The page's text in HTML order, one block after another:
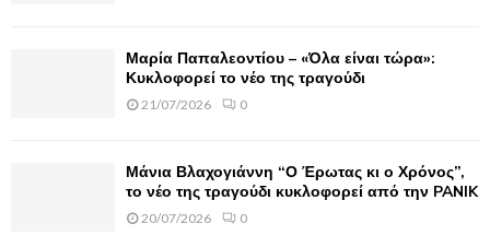
Μαρία Παπαλεοντίου – «Όλα είναι τώρα»:
Κυκλοφορεί το νέο της τραγούδι
21/07/2026 0
Μάνια Βλαχογιάννη “Ο Έρωτας κι ο Χρόνος”,
το νέο της τραγούδι κυκλοφορεί από την PANIK
20/07/2026 0